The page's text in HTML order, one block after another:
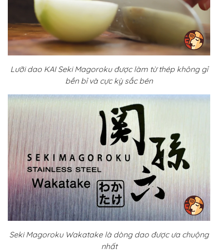
Lưỡi dao KAI Seki Magoroku được làm từ thép không gỉ
bền bỉ và cực kỳ sắc bén
Seki Magoroku Wakatake là dòng dao được ưa chuộng
nhất